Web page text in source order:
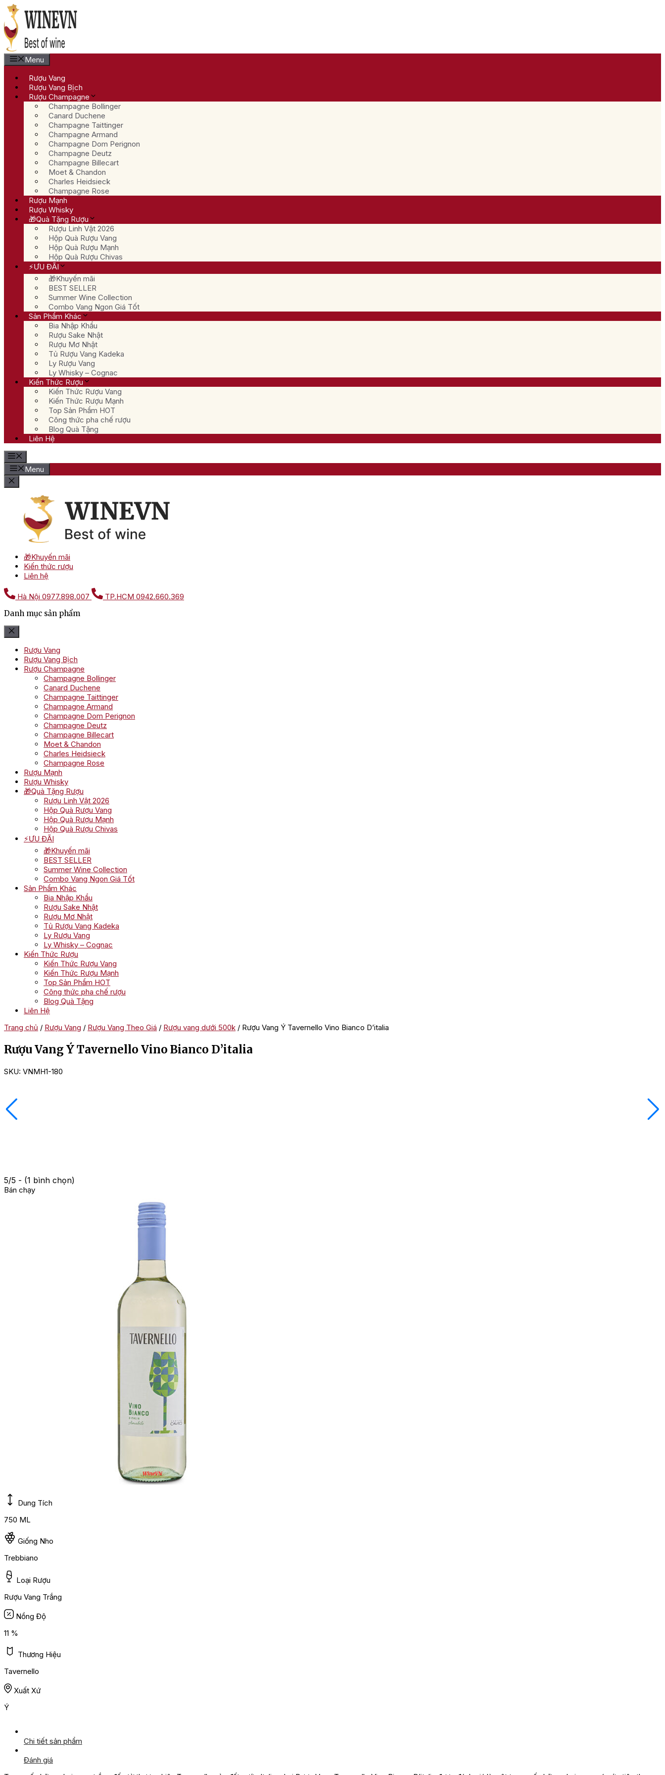
Chuyển
đến
nội
dung
Menu
Rượu Vang
Rượu Vang Bịch
Rượu Champagne
Champagne Bollinger
Canard Duchene
Champagne Taittinger
Champagne Armand
Champagne Dom Perignon
Champagne Deutz
Champagne Billecart
Moet & Chandon
Charles Heidsieck
Champagne Rose
Rượu Mạnh
Rượu Whisky
🎁Quà Tặng Rượu
Rượu Linh Vật 2026
Hộp Quà Rượu Vang
Hộp Quà Rượu Mạnh
Hộp Quà Rượu Chivas
⚡ƯU ĐÃI
🎁Khuyến mãi
BEST SELLER
Summer Wine Collection
Combo Vang Ngon Giá Tốt
Sản Phẩm Khác
Bia Nhập Khẩu
Rượu Sake Nhật
Rượu Mơ Nhật
Tủ Rượu Vang Kadeka
Ly Rượu Vang
Ly Whisky – Cognac
Kiến Thức Rượu
Kiến Thức Rượu Vang
Kiến Thức Rượu Mạnh
Top Sản Phẩm HOT
Công thức pha chế rượu
Blog Quà Tặng
Liên Hệ
Menu
🎁Khuyến mãi
Kiến thức rượu
Liên hệ
Hà Nội 0977.898.007 TP.HCM 0942.660.369
Danh mục sản phẩm
Rượu Vang
Rượu Vang Bịch
Rượu Champagne
Champagne Bollinger
Canard Duchene
Champagne Taittinger
Champagne Armand
Champagne Dom Perignon
Champagne Deutz
Champagne Billecart
Moet & Chandon
Charles Heidsieck
Champagne Rose
Rượu Mạnh
Rượu Whisky
🎁Quà Tặng Rượu
Rượu Linh Vật 2026
Hộp Quà Rượu Vang
Hộp Quà Rượu Mạnh
Hộp Quà Rượu Chivas
⚡ƯU ĐÃI
🎁Khuyến mãi
BEST SELLER
Summer Wine Collection
Combo Vang Ngon Giá Tốt
Sản Phẩm Khác
Bia Nhập Khẩu
Rượu Sake Nhật
Rượu Mơ Nhật
Tủ Rượu Vang Kadeka
Ly Rượu Vang
Ly Whisky – Cognac
Kiến Thức Rượu
Kiến Thức Rượu Vang
Kiến Thức Rượu Mạnh
Top Sản Phẩm HOT
Công thức pha chế rượu
Blog Quà Tặng
Liên Hệ
Trang chủ / Rượu Vang / Rượu Vang Theo Giá / Rượu vang dưới 500k / Rượu Vang Ý Tavernello Vino Bianco D’italia
Rượu Vang Ý Tavernello Vino Bianco D’italia
SKU: VNMH1-180
5/5 - (1 bình chọn)
Bán chạy
Dung Tích
750 ML
Giống Nho
Trebbiano
Loại Rượu
Rượu Vang Trắng
Nồng Độ
11 %
Thương Hiệu
Tavernello
Xuất Xứ
Ý
Chi tiết sản phẩm
Đánh giá